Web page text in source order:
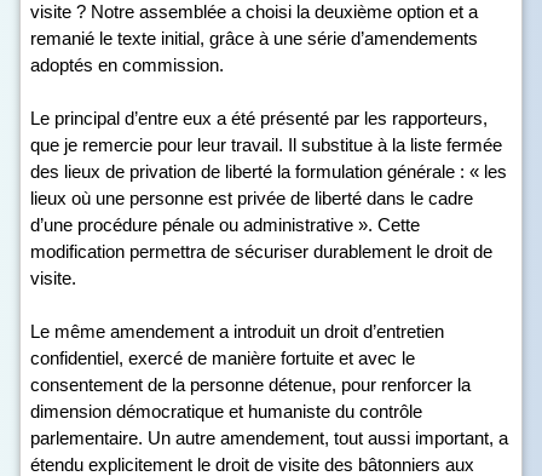
visite ? Notre assemblée a choisi la deuxième option et a
remanié le texte initial, grâce à une série d’amendements
adoptés en commission.
Le principal d’entre eux a été présenté par les rapporteurs,
que je remercie pour leur travail. Il substitue à la liste fermée
des lieux de privation de liberté la formulation générale : « les
lieux où une personne est privée de liberté dans le cadre
d’une procédure pénale ou administrative ». Cette
modification permettra de sécuriser durablement le droit de
visite.
Le même amendement a introduit un droit d’entretien
confidentiel, exercé de manière fortuite et avec le
consentement de la personne détenue, pour renforcer la
dimension démocratique et humaniste du contrôle
parlementaire. Un autre amendement, tout aussi important, a
étendu explicitement le droit de visite des bâtonniers aux